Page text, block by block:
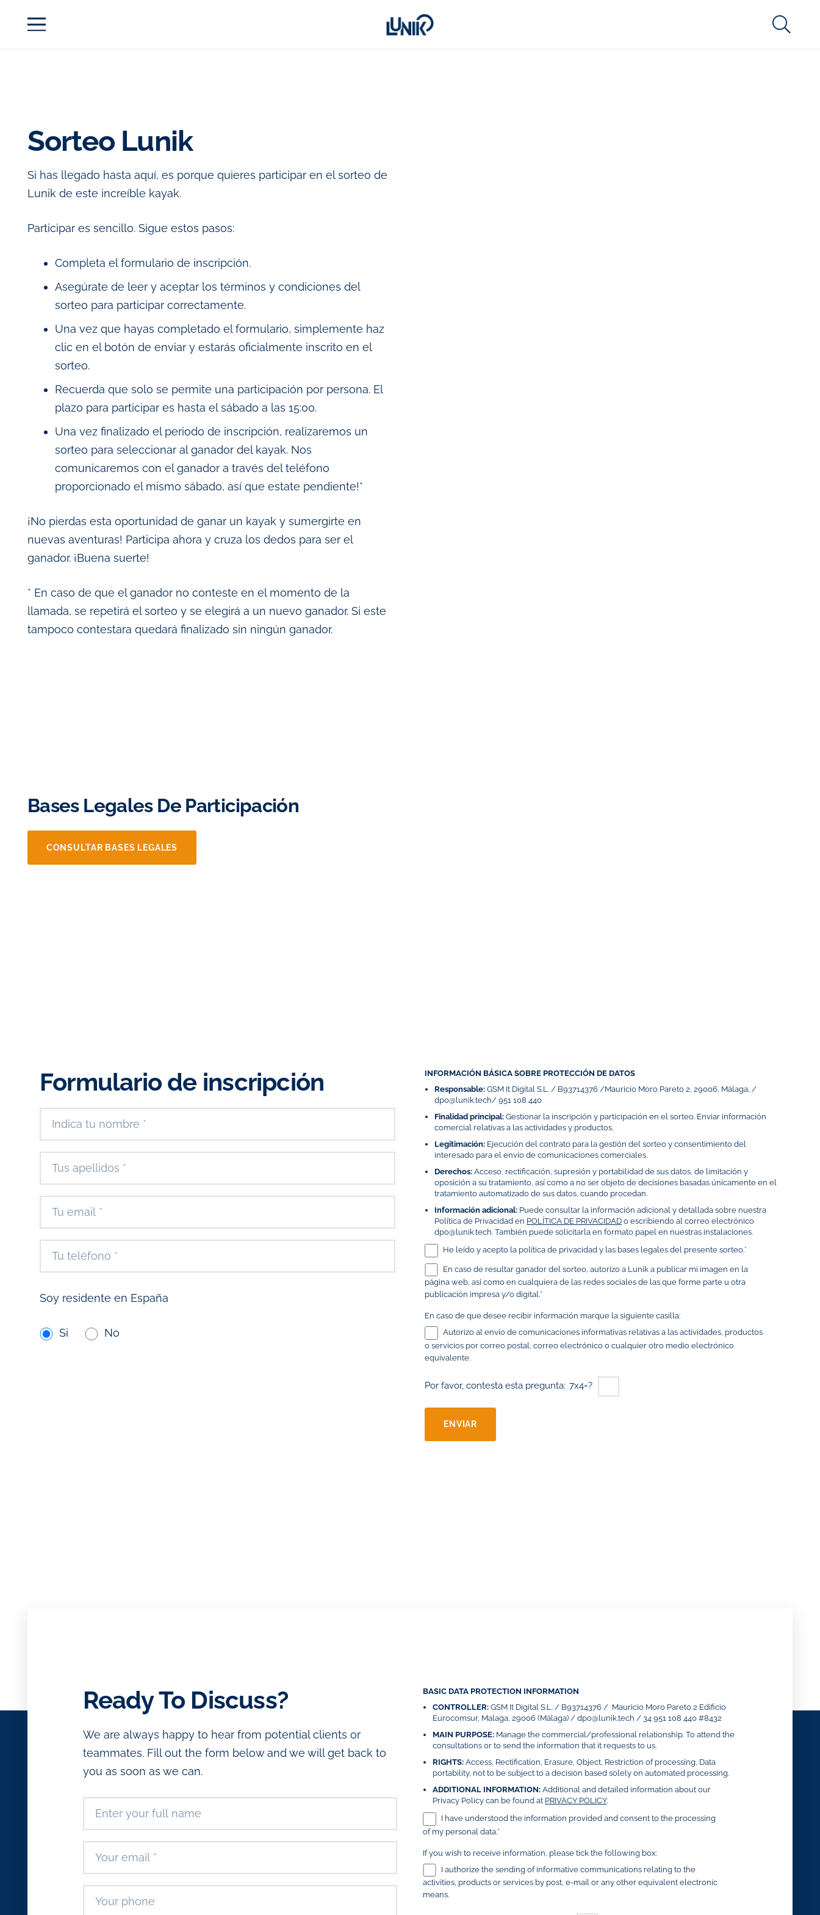
Sorteo Lunik
Si has llegado hasta aquí, es porque quieres participar en el sorteo de
Lunik de este increíble kayak.
Participar es sencillo. Sigue estos pasos:
Completa el formulario de inscripción.
Asegúrate de leer y aceptar los términos y condiciones del
sorteo para participar correctamente.
Una vez que hayas completado el formulario, simplemente haz
clic en el botón de enviar y estarás oficialmente inscrito en el
sorteo.
Recuerda que solo se permite una participación por persona. El
plazo para participar es hasta el sábado a las 15:00.
Una vez finalizado el periodo de inscripción, realizaremos un
sorteo para seleccionar al ganador del kayak. Nos
comunicaremos con el ganador a través del teléfono
proporcionado el mismo sábado, así que estate pendiente!*
¡No pierdas esta oportunidad de ganar un kayak y sumergirte en
nuevas aventuras! Participa ahora y cruza los dedos para ser el
ganador. ¡Buena suerte!
* En caso de que el ganador no conteste en el momento de la
llamada, se repetirá el sorteo y se elegirá a un nuevo ganador. Si este
tampoco contestara quedará finalizado sin ningún ganador.
Bases Legales De Participación
CONSULTAR BASES LEGALES
Formulario de inscripción
Soy residente en España
Si No
INFORMACIÓN BÁSICA SOBRE PROTECCIÓN DE DATOS
Responsable: GSM It Digital S.L. / B93714376 /Mauricio Moro Pareto 2, 29006, Málaga, /
dpo@lunik.tech/ 951 108 440
Finalidad principal: Gestionar la inscripción y participación en el sorteo. Enviar información
comercial relativas a las actividades y productos.
Legitimación: Ejecución del contrato para la gestión del sorteo y consentimiento del
interesado para el envío de comunicaciones comerciales.
Derechos: Acceso, rectificación, supresión y portabilidad de sus datos, de limitación y
oposición a su tratamiento, así como a no ser objeto de decisiones basadas únicamente en el
tratamiento automatizado de sus datos, cuando procedan.
Información adicional: Puede consultar la información adicional y detallada sobre nuestra
Política de Privacidad en POLÍTICA DE PRIVACIDAD o escribiendo al correo electrónico
dpo@lunik.tech. También puede solicitarla en formato papel en nuestras instalaciones.
He leído y acepto la política de privacidad y las bases legales del presente sorteo.*
En caso de resultar ganador del sorteo, autorizo a Lunik a publicar mi imagen en la
página web, así como en cualquiera de las redes sociales de las que forme parte u otra
publicación impresa y/o digital.*
En caso de que desee recibir información marque la siguiente casilla:
Autorizo al envío de comunicaciones informativas relativas a las actividades, productos
o servicios por correo postal, correo electrónico o cualquier otro medio electrónico
equivalente.
Por favor, contesta esta pregunta: 7x4=?
Ready To Discuss?
We are always happy to hear from potential clients or
teammates. Fill out the form below and we will get back to
you as soon as we can.
BASIC DATA PROTECTION INFORMATION
CONTROLLER: GSM It Digital S.L. / B93714376 / Mauricio Moro Pareto 2 Edificio
Eurocomsur, Malaga, 29006 (Málaga) / dpo@lunik.tech / 34 951 108 440 #8432
MAIN PURPOSE: Manage the commercial/professional relationship. To attend the
consultations or to send the information that it requests to us.
RIGHTS: Access, Rectification, Erasure, Object, Restriction of processing, Data
portability, not to be subject to a decision based solely on automated processing.
ADDITIONAL INFORMATION: Additional and detailed information about our
Privacy Policy can be found at PRIVACY POLICY.
I have understood the information provided and consent to the processing
of my personal data.*
If you wish to receive information, please tick the following box:
I authorize the sending of informative communications relating to the
activities, products or services by post, e-mail or any other equivalent electronic
means.